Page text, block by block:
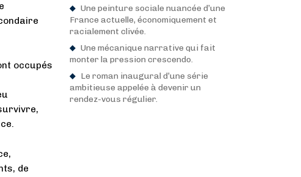
occupés
de
Une peinture sociale nuancée d’une
France actuelle, économiquement et
racialement clivée.
Une mécanique narrative qui fait
monter la pression crescendo.
Le roman inaugural d’une série
ambitieuse appelée à devenir un
rendez-vous régulier.